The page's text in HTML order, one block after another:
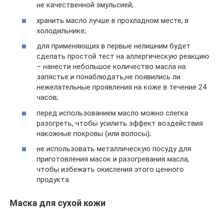
не качественной эмульсией;
хранить масло лучше в прохладном месте, в
холодильнике;
для применяющих в первые нелишним будет
сделать простой тест на аллергическую реакцию
– нанести небольшое количество масла на
запястье и понаблюдать,не появились ли
нежелательные проявления на коже в течение 24
часов;
перед использованием масло можно слегка
разогреть, чтобы усилить эффект воздействия
накожные покровы (или волосы);
не использовать металлическую посуду для
приготовления масок и разогревания масла,
чтобы избежать окисления этого ценного
продукта.
Маска для сухой кожи